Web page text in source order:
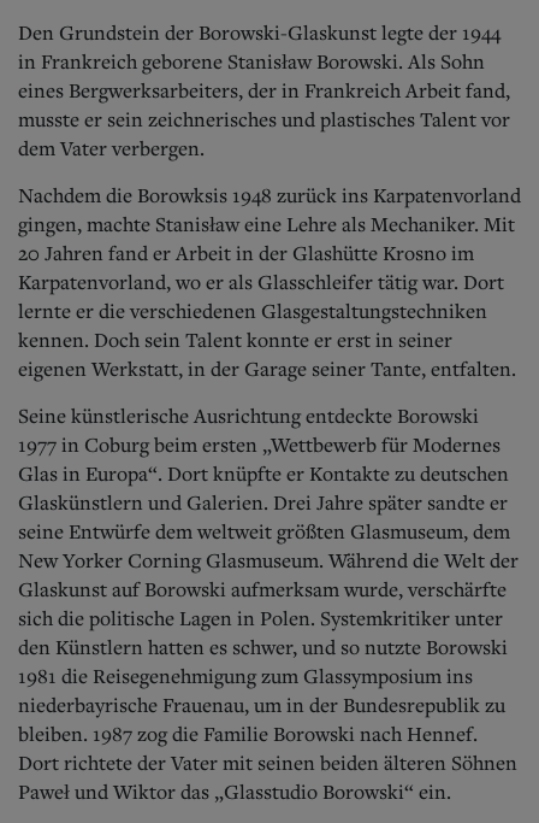
Den Grundstein der Borowski-Glaskunst legte der 1944
in Frankreich geborene Stanisław Borowski. Als Sohn
eines Bergwerksarbeiters, der in Frankreich Arbeit fand,
musste er sein zeichnerisches und plastisches Talent vor
dem Vater verbergen.
Nachdem die Borowksis 1948 zurück ins Karpatenvorland
gingen, machte Stanisław eine Lehre als Mechaniker. Mit
20 Jahren fand er Arbeit in der Glashütte Krosno im
Karpatenvorland, wo er als Glasschleifer tätig war. Dort
lernte er die verschiedenen Glasgestaltungstechniken
kennen. Doch sein Talent konnte er erst in seiner
eigenen Werkstatt, in der Garage seiner Tante, entfalten.
Seine künstlerische Ausrichtung entdeckte Borowski
1977 in Coburg beim ersten „Wettbewerb für Modernes
Glas in Europa“. Dort knüpfte er Kontakte zu deutschen
Glaskünstlern und Galerien. Drei Jahre später sandte er
seine Entwürfe dem weltweit größten Glasmuseum, dem
New Yorker Corning Glasmuseum. Während die Welt der
Glaskunst auf Borowski aufmerksam wurde, verschärfte
sich die politische Lagen in Polen. Systemkritiker unter
den Künstlern hatten es schwer, und so nutzte Borowski
1981 die Reisegenehmigung zum Glassymposium ins
niederbayrische Frauenau, um in der Bundesrepublik zu
bleiben. 1987 zog die Familie Borowski nach Hennef.
Dort richtete der Vater mit seinen beiden älteren Söhnen
Paweł und Wiktor das „Glasstudio Borowski“ ein.